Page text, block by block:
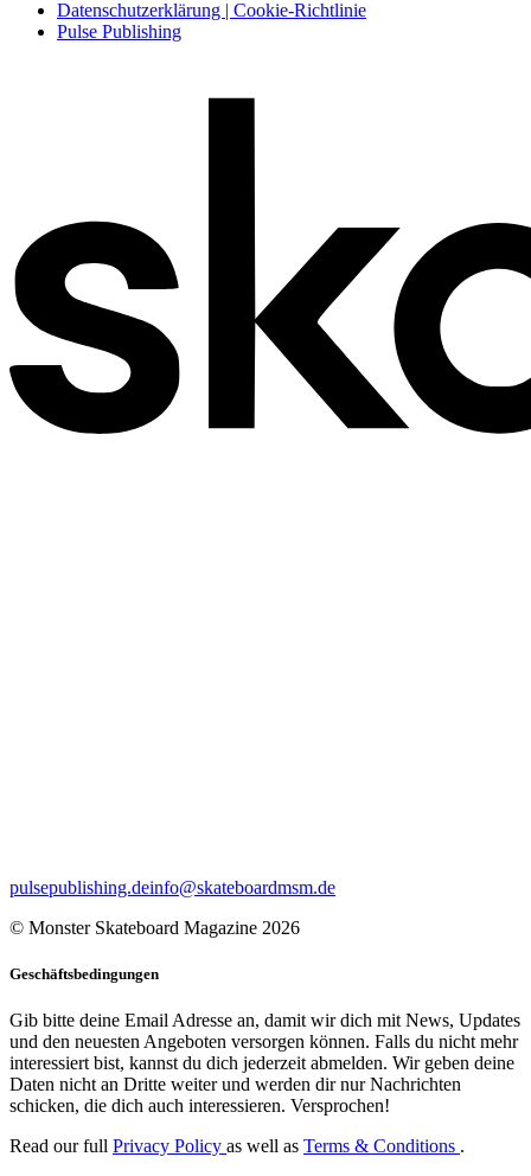
Datenschutzerklärung | Cookie-Richtlinie
Pulse Publishing
pulsepublishing.deinfo@skateboardmsm.de
© Monster Skateboard Magazine 2026
Geschäftsbedingungen
Gib bitte deine Email Adresse an, damit wir dich mit News, Updates
und den neuesten Angeboten versorgen können. Falls du nicht mehr
interessiert bist, kannst du dich jederzeit abmelden. Wir geben deine
Daten nicht an Dritte weiter und werden dir nur Nachrichten
schicken, die dich auch interessieren. Versprochen!
Read our full Privacy Policy as well as Terms & Conditions .